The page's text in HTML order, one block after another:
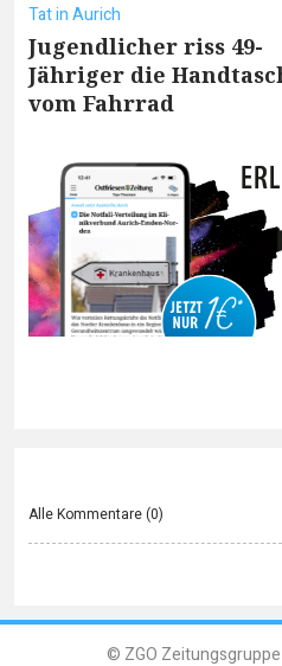
Tat in Aurich
Jugendlicher riss 49-
Jähriger die
vom Fahrrad
Alle Kommentare (0)
© ZGO